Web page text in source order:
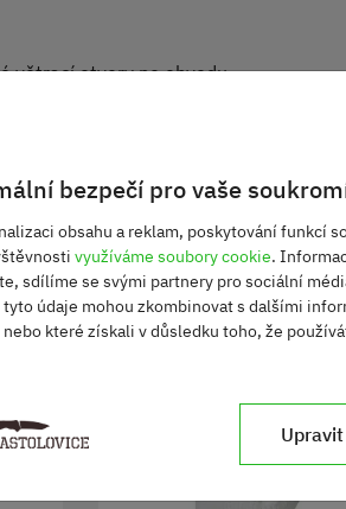
větrací otvory po obvodu
bezpečí pro vaše
obsahu a reklam, poskytování funkcí
využíváme soubory cookie.
sdílíme se svými partnery pro sociální
tyto údaje mohou zkombinovat s dalšími
které získali v důsledku toho, že
Upravit